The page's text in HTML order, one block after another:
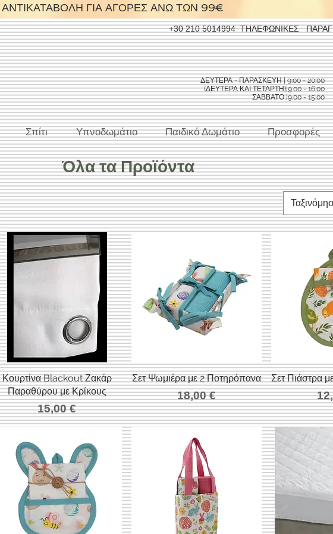
ΓΙΑ ΑΓΟΡΕΣ ΑΝΩ ΤΩΝ 99€
+30 210 5014994 ΤΗΛΕΦΩΝΙΚΕΣ
ΔΕΥΤΕΡΑ - ΠΑΡΑΣΚΕΥΗ | 9:00 - 20:00
(ΔΕΥΤΕΡΑ ΚΑΙ ΤΕΤΑΡΤΗ)|9:00 - 16:00
ΣΑΒΒΑΤΟ |9:00 - 15:00
Σπίτι Υπνοδωμάτιο Παιδικό Δωμάτιο Προσφορές
Όλα τα Προϊόντα
Γρήγορη προβολή
Κουρτίνα Blackout Ζακάρ
Παραθύρου με Κρίκους
Τιμή
15,00 €
Γρήγορη προβολή
Σετ Ψωμιέρα με 2 Ποτηρόπανα
Τιμή
18,00 €
Σετ Πιάστρα